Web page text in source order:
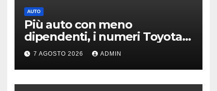
AUTO
Più auto con meno
dipendenti, i numeri Toyota
che “scuotono” Volkswagen
7 AGOSTO 2026 ADMIN